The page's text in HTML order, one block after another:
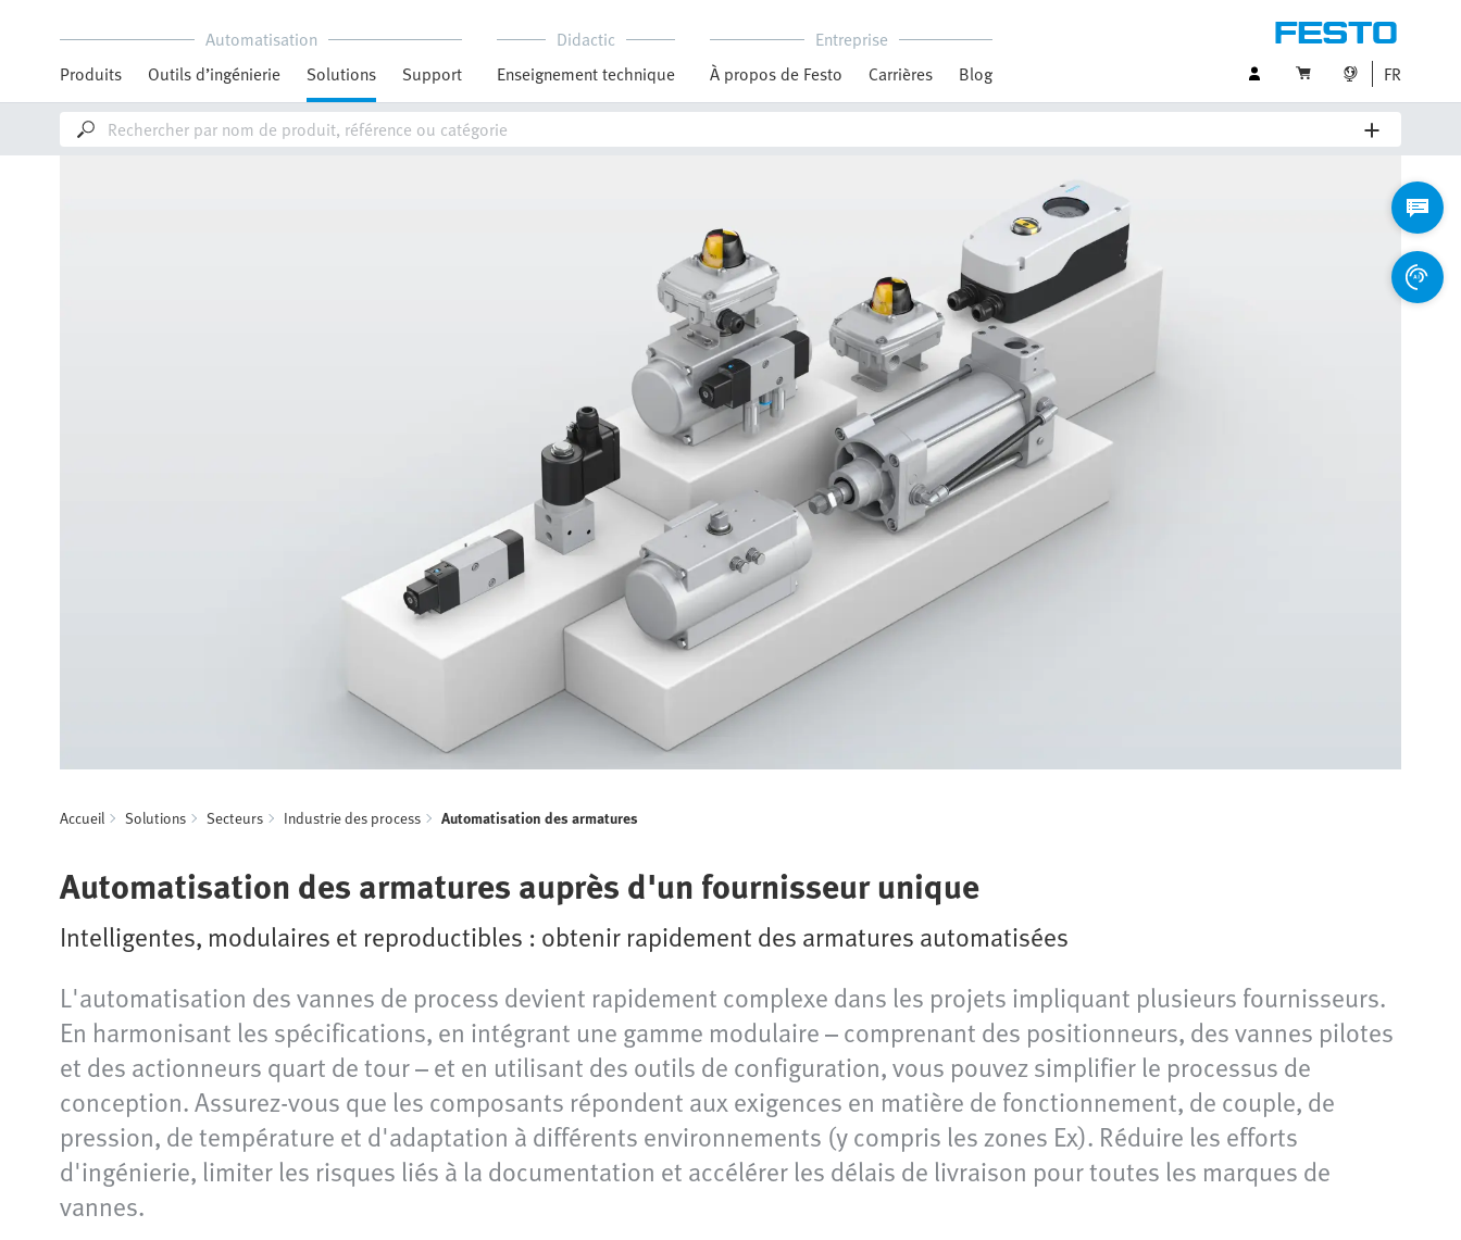
Automatisation
Produits
Outils d’ingénierie Solutions Support
Didactic
Enseignement technique
Entreprise
À propos de Festo
Carrières Blog FR
Accueil Solutions Secteurs Industrie des process Automatisation des armatures
Automatisation des armatures auprès d'un fournisseur unique
Intelligentes, modulaires et reproductibles : obtenir rapidement des armatures automatisées
L'automatisation des vannes de process devient rapidement complexe dans les projets impliquant plusieurs fournisseurs.
En harmonisant les spécifications, en intégrant une gamme modulaire – comprenant des positionneurs, des vannes pilotes
et des actionneurs quart de tour – et en utilisant des outils de configuration, vous pouvez simplifier le processus de
conception. Assurez-vous que les composants répondent aux exigences en matière de fonctionnement, de couple, de
pression, de température et d'adaptation à différents environnements (y compris les zones Ex). Réduire les efforts
d'ingénierie, limiter les risques liés à la documentation et accélérer les délais de livraison pour toutes les marques de
vannes.